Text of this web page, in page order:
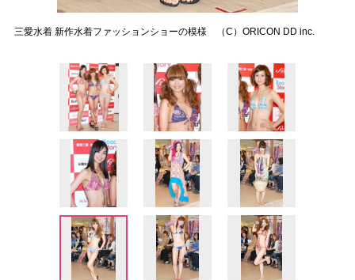
三愛水着 新作水着ファッションショーの模様 （C）ORICON DD inc.